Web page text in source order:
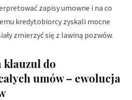
zapisy umowne i na co
kredytobiorcy zyskali mocne
zmierzyć się z lawiną pozwów.
klauzul do
umów – ewolucja